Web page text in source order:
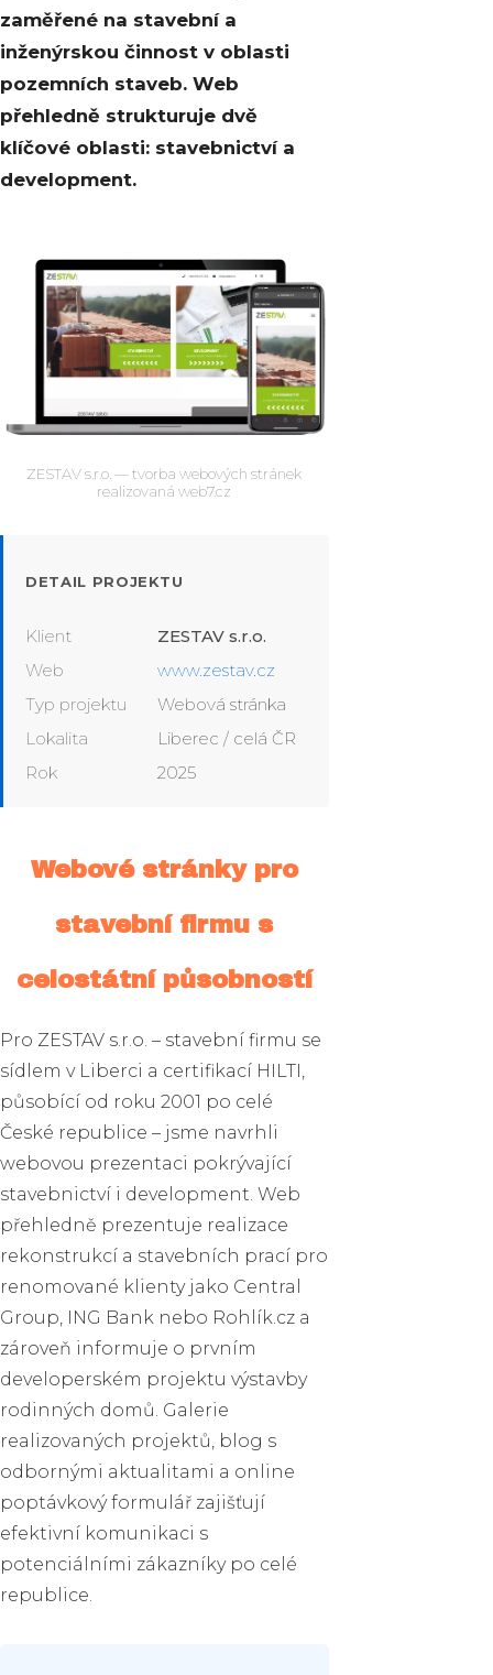
zaměřené na stavební a
inženýrskou činnost v oblasti
pozemních staveb. Web
přehledně strukturuje dvě
klíčové oblasti: stavebnictví a
development.
ZESTAV s.r.o. — tvorba webových stránek
realizovaná web7.cz
DETAIL PROJEKTU
Klient
ZESTAV s.r.o.
Web
www.zestav.cz
Typ projektu
Webová stránka
Lokalita
Liberec / celá ČR
Rok
2025
Webové stránky pro
stavební firmu s
celostátní působností
Pro ZESTAV s.r.o. – stavební firmu se
sídlem v Liberci a certifikací HILTI,
působící od roku 2001 po celé
České republice – jsme navrhli
webovou prezentaci pokrývající
stavebnictví i development. Web
přehledně prezentuje realizace
rekonstrukcí a stavebních prací pro
renomované klienty jako Central
Group, ING Bank nebo Rohlík.cz a
zároveň informuje o prvním
developerském projektu výstavby
rodinných domů. Galerie
realizovaných projektů, blog s
odbornými aktualitami a online
poptávkový formulář zajišťují
efektivní komunikaci s
potenciálními zákazníky po celé
republice.